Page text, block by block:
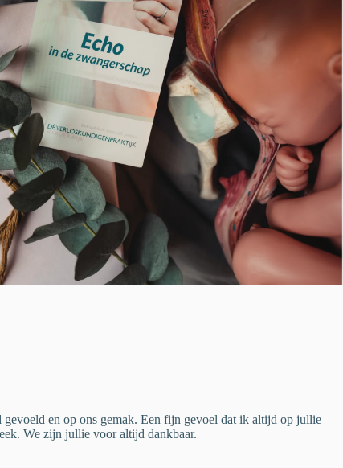
en op ons gemak. Een fijn gevoel dat ik altijd op jullie
We zijn jullie voor altijd dankbaar.